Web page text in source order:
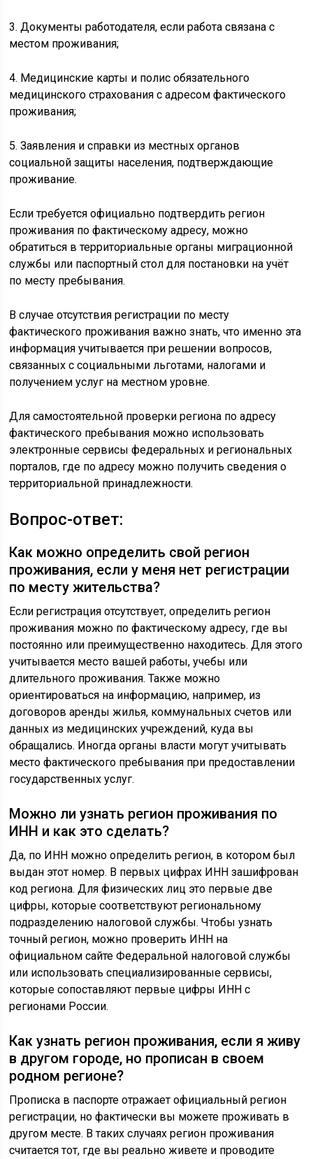
3. Документы работодателя, если работа связана с
местом проживания;
4. Медицинские карты и полис обязательного
медицинского страхования с адресом фактического
проживания;
5. Заявления и справки из местных органов
социальной защиты населения, подтверждающие
проживание.
Если требуется официально подтвердить регион
проживания по фактическому адресу, можно
обратиться в территориальные органы миграционной
службы или паспортный стол для постановки на учёт
по месту пребывания.
В случае отсутствия регистрации по месту
фактического проживания важно знать, что именно эта
информация учитывается при решении вопросов,
связанных с социальными льготами, налогами и
получением услуг на местном уровне.
Для самостоятельной проверки региона по адресу
фактического пребывания можно использовать
электронные сервисы федеральных и региональных
порталов, где по адресу можно получить сведения о
территориальной принадлежности.
Вопрос-ответ:
Как можно определить свой регион
проживания, если у меня нет регистрации
по месту жительства?
Если регистрация отсутствует, определить регион
проживания можно по фактическому адресу, где вы
постоянно или преимущественно находитесь. Для этого
учитывается место вашей работы, учебы или
длительного проживания. Также можно
ориентироваться на информацию, например, из
договоров аренды жилья, коммунальных счетов или
данных из медицинских учреждений, куда вы
обращались. Иногда органы власти могут учитывать
место фактического пребывания при предоставлении
государственных услуг.
Можно ли узнать регион проживания по
ИНН и как это сделать?
Да, по ИНН можно определить регион, в котором был
выдан этот номер. В первых цифрах ИНН зашифрован
код региона. Для физических лиц это первые две
цифры, которые соответствуют региональному
подразделению налоговой службы. Чтобы узнать
точный регион, можно проверить ИНН на
официальном сайте Федеральной налоговой службы
или использовать специализированные сервисы,
которые сопоставляют первые цифры ИНН с
регионами России.
Как узнать регион проживания, если я живу
в другом городе, но прописан в своем
родном регионе?
Прописка в паспорте отражает официальный регион
регистрации, но фактически вы можете проживать в
другом месте. В таких случаях регион проживания
считается тот, где вы реально живете и проводите